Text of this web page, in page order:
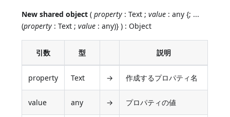
New shared object (property : Text ;value : any {; ...
(property : Text ;value : any)} ) : Object
引数 型 説明
property Text → 作成するプロパティ名
value any → プロパティの値